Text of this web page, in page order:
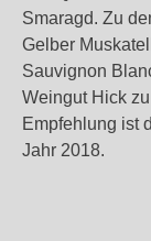
Smaragd. Zu
Gelber
Sauvignon
Weingut Hick
Empfehlung ist
Jahr 2018.